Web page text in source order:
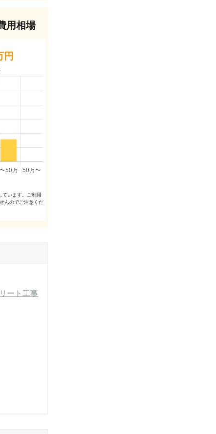
用相場
円
ています。ご利⽤
んのでご注意くだ
ート工事